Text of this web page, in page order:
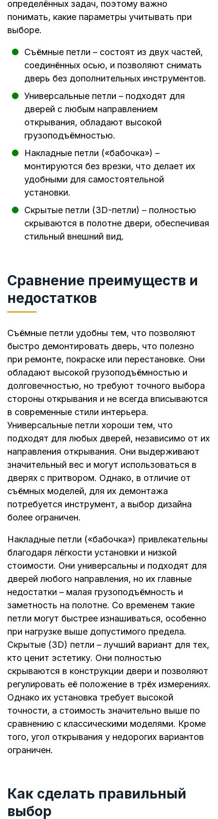
определённых задач, поэтому важно
понимать, какие параметры учитывать при
выборе.
Съёмные петли – состоят из двух частей,
соединённых осью, и позволяют снимать
дверь без дополнительных инструментов.
Универсальные петли – подходят для
дверей с любым направлением
открывания, обладают высокой
грузоподъёмностью.
Накладные петли («бабочка») –
монтируются без врезки, что делает их
удобными для самостоятельной
установки.
Скрытые петли (3D-петли) – полностью
скрываются в полотне двери, обеспечивая
стильный внешний вид.
Сравнение преимуществ и
недостатков
Съёмные петли удобны тем, что позволяют
быстро демонтировать дверь, что полезно
при ремонте, покраске или перестановке. Они
обладают высокой грузоподъёмностью и
долговечностью, но требуют точного выбора
стороны открывания и не всегда вписываются
в современные стили интерьера.
Универсальные петли хороши тем, что
подходят для любых дверей, независимо от их
направления открывания. Они выдерживают
значительный вес и могут использоваться в
дверях с притвором. Однако, в отличие от
съёмных моделей, для их демонтажа
потребуется инструмент, а выбор дизайна
более ограничен.
Накладные петли («бабочка») привлекательны
благодаря лёгкости установки и низкой
стоимости. Они универсальны и подходят для
дверей любого направления, но их главные
недостатки – малая грузоподъёмность и
заметность на полотне. Со временем такие
петли могут быстрее изнашиваться, особенно
при нагрузке выше допустимого предела.
Скрытые (3D) петли – лучший вариант для тех,
кто ценит эстетику. Они полностью
скрываются в конструкции двери и позволяют
регулировать её положение в трёх измерениях.
Однако их установка требует высокой
точности, а стоимость значительно выше по
сравнению с классическими моделями. Кроме
того, угол открывания у недорогих вариантов
ограничен.
Как сделать правильный
выбор